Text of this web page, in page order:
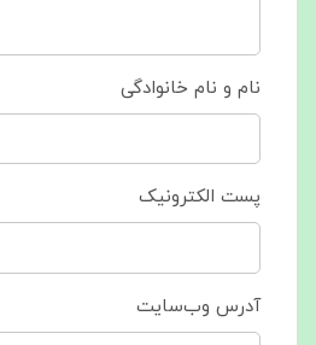
نام و نام خانوادگی
پست الکترونیک
آدرس وب‌سایت